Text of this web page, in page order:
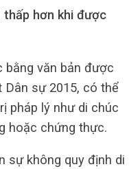
hơn khi được
bằng văn bản được
Dân sự 2015, có thể
pháp lý như di chúc
hoặc chứng thực.
sự không quy định di